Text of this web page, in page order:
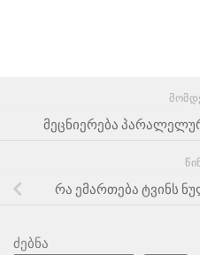
მეცნიერება
რა ემართება ტვინს
ძებნა